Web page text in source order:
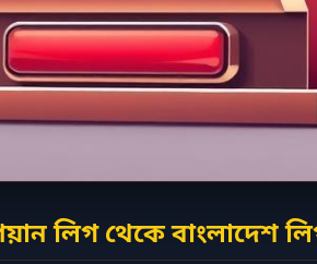
লিগ থেকে বাংলাদেশ